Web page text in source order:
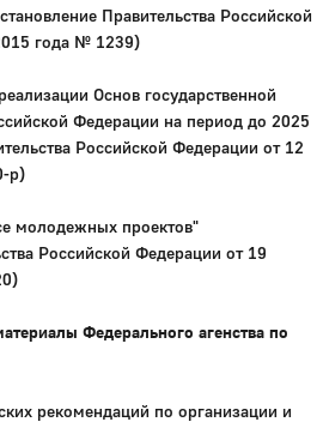
Правительства Российской
года № 1239)
Основ государственной
Федерации на период до 2025
Российской Федерации от 12
р)
молодежных проектов"
Российской Федерации от 19
Федерального агенства по
рекомендаций по организации и